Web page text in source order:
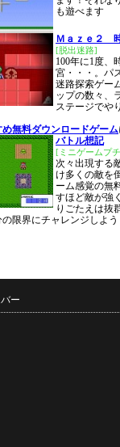
も遊べます
Ｍａｚｅ２
[脱出迷路]
100年に1度、
宮・・・。パ
迷路探索ゲー
ップの数々、
ステージでや
め無料ダウンロードゲーム
バトル想記
[ミニゲームプ
次々出現する
け多くの敵を
ーム感覚の無
すほど敵が強
りごたえは抜
限界にチャレンジしよう
ー